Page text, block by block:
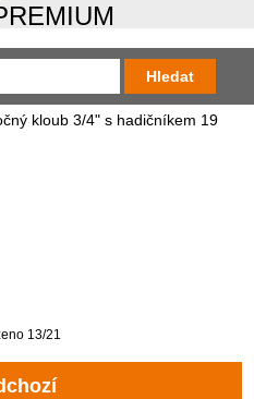
kloub 3/4" s hadičníkem 19
13/21